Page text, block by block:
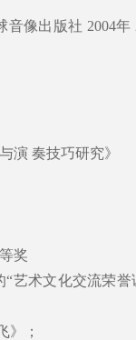
像出版社 2004年
演 奏技巧研究》
奖
艺术文化交流荣誉
》；